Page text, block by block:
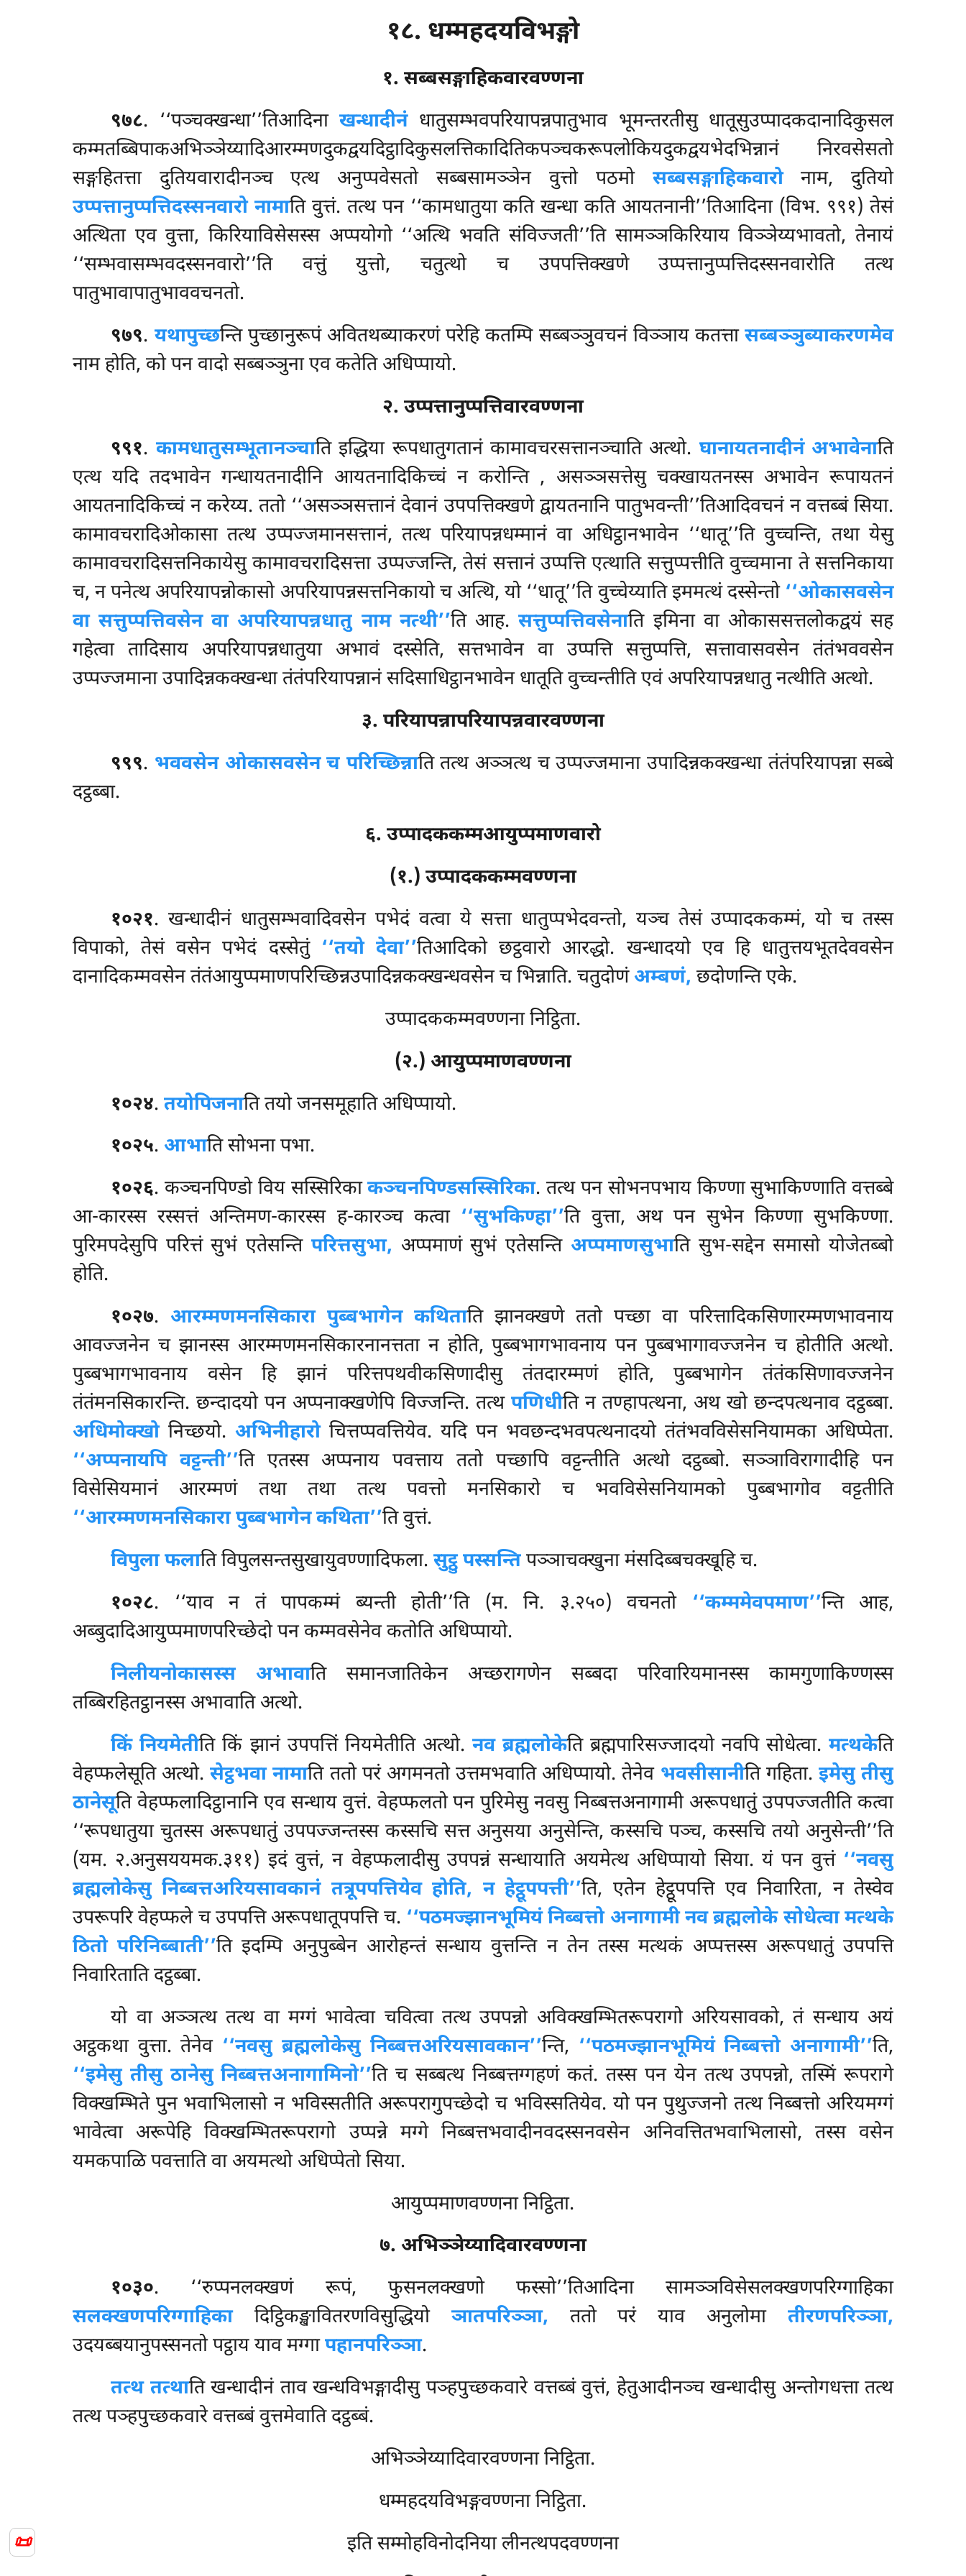
📜
१८. धम्महदयविभङ्गो
१. सब्बसङ्गाहिकवारवण्णना
९७८. ‘‘पञ्चक्खन्धा’’तिआदिनाखन्धादीनंधातुसम्भवपरियापन्नपातुभाव भूमन्तरतीसु धातूसुउप्पादकदानादिकुसल
कम्मतब्बिपाकअभिञ्ञेय्यादिआरम्मणदुकद्वयदिट्ठादिकुसलत्तिकादितिकपञ्चकरूपलोकियदुकद्वयभेदभिन्नानं निरवसेसतो
सङ्गहितत्ता दुतियवारादीनञ्च एत्थ अनुप्पवेसतो सब्बसामञ्ञेन वुत्तो पठमो सब्बसङ्गाहिकवारोनाम, दुतियो
उप्पत्तानुप्पत्तिदस्सनवारो नामाति वुत्तं. तत्थ पन ‘‘कामधातुया कति खन्धा कति आयतनानी’’तिआदिना (विभ. ९९१) तेसं
अत्थिता एव वुत्ता, किरियाविसेसस्स अप्पयोगो ‘‘अत्थि भवति संविज्जती’’ति सामञ्ञकिरियाय विञ्ञेय्यभावतो, तेनायं
‘‘सम्भवासम्भवदस्सनवारो’’ति वत्तुं युत्तो, चतुत्थो च उपपत्तिक्खणे उप्पत्तानुप्पत्तिदस्सनवारोति तत्थ
पातुभावापातुभाववचनतो.
९७९. यथापुच्छन्ति पुच्छानुरूपं अवितथब्याकरणं परेहि कतम्पि सब्बञ्ञुवचनं विञ्ञाय कतत्तासब्बञ्ञुब्याकरणमेव
नाम होति, को पन वादो सब्बञ्ञुना एव कतेति अधिप्पायो.
२. उप्पत्तानुप्पत्तिवारवण्णना
९९१. कामधातुसम्भूतानञ्चाति इद्धिया रूपधातुगतानं कामावचरसत्तानञ्चाति अत्थो. घानायतनादीनं अभावेनाति
एत्थ यदि तदभावेन गन्धायतनादीनि आयतनादिकिच्चं न करोन्ति , असञ्ञसत्तेसु चक्खायतनस्स अभावेन रूपायतनं
आयतनादिकिच्चं न करेय्य. ततो ‘‘असञ्ञसत्तानं देवानं उपपत्तिक्खणे द्वायतनानि पातुभवन्ती’’तिआदिवचनं न वत्तब्बं सिया.
कामावचरादिओकासा तत्थ उप्पज्जमानसत्तानं, तत्थ परियापन्नधम्मानं वा अधिट्ठानभावेन ‘‘धातू’’ति वुच्चन्ति, तथा येसु
कामावचरादिसत्तनिकायेसु कामावचरादिसत्ता उप्पज्जन्ति, तेसं सत्तानं उप्पत्ति एत्थाति सत्तुप्पत्तीति वुच्चमाना तेसत्तनिकाया
च, न पनेत्थ अपरियापन्नोकासो अपरियापन्नसत्तनिकायो च अत्थि, यो ‘‘धातू’’ति वुच्चेय्याति इममत्थं दस्सेन्तो ‘‘ओकासवसेन
वा सत्तुप्पत्तिवसेन वा अपरियापन्नधातु नाम नत्थी’’ति आह.सत्तुप्पत्तिवसेनाति इमिना वा ओकाससत्तलोकद्वयं सह
गहेत्वा तादिसाय अपरियापन्नधातुया अभावं दस्सेति, सत्तभावेन वा उप्पत्ति सत्तुप्पत्ति, सत्तावासवसेन तंतंभववसेन
उप्पज्जमाना उपादिन्नकक्खन्धा तंतंपरियापन्नानं सदिसाधिट्ठानभावेन धातूति वुच्चन्तीति एवं अपरियापन्नधातु नत्थीति अत्थो.
३. परियापन्नापरियापन्नवारवण्णना
९९९. भववसेन ओकासवसेन च परिच्छिन्नाति तत्थ अञ्ञत्थ च उप्पज्जमाना उपादिन्नकक्खन्धा तंतंपरियापन्ना सब्बे
दट्ठब्बा.
६. उप्पादककम्मआयुप्पमाणवारो
(१.) उप्पादककम्मवण्णना
१०२१. खन्धादीनं धातुसम्भवादिवसेन पभेदं वत्वा ये सत्ता धातुप्पभेदवन्तो, यञ्च तेसं उप्पादककम्मं, यो च तस्स
विपाको, तेसं वसेन पभेदं दस्सेतुं ‘‘तयो देवा’’तिआदिको छट्ठवारो आरद्धो. खन्धादयो एव हि धातुत्तयभूतदेववसेन
दानादिकम्मवसेन तंतंआयुप्पमाणपरिच्छिन्नउपादिन्नकक्खन्धवसेन च भिन्नाति. चतुदोणं अम्बणं, छदोणन्ति एके.
उप्पादककम्मवण्णना निट्ठिता.
(२.) आयुप्पमाणवण्णना
१०२४.तयोपिजनाति तयो जनसमूहाति अधिप्पायो.
१०२५. आभाति सोभना पभा.
१०२६. कञ्चनपिण्डो विय सस्सिरिकाकञ्चनपिण्डसस्सिरिका. तत्थ पन सोभनपभाय किण्णा सुभाकिण्णाति वत्तब्बे
आ-कारस्स रस्सत्तं अन्तिमण-कारस्स ह-कारञ्च कत्वा ‘‘सुभकिण्हा’’ति वुत्ता, अथ पन सुभेन किण्णा सुभकिण्णा.
पुरिमपदेसुपि परित्तं सुभं एतेसन्ति परित्तसुभा, अप्पमाणं सुभं एतेसन्ति अप्पमाणसुभाति सुभ-सद्देन समासो योजेतब्बो
होति.
१०२७. आरम्मणमनसिकारा पुब्बभागेन कथिताति झानक्खणे ततो पच्छा वा परित्तादिकसिणारम्मणभावनाय
आवज्जनेन च झानस्स आरम्मणमनसिकारनानत्तता न होति, पुब्बभागभावनाय पन पुब्बभागावज्जनेन च होतीति अत्थो.
पुब्बभागभावनाय वसेन हि झानं परित्तपथवीकसिणादीसु तंतदारम्मणं होति, पुब्बभागेन तंतंकसिणावज्जनेन
तंतंमनसिकारन्ति. छन्दादयो पन अप्पनाक्खणेपि विज्जन्ति. तत्थ पणिधीति न तण्हापत्थना, अथ खो छन्दपत्थनाव दट्ठब्बा.
अधिमोक्खोनिच्छयो. अभिनीहारोचित्तप्पवत्तियेव. यदि पन भवछन्दभवपत्थनादयो तंतंभवविसेसनियामका अधिप्पेता.
‘‘अप्पनायपि वट्टन्ती’’ति एतस्स अप्पनाय पवत्ताय ततो पच्छापि वट्टन्तीति अत्थो दट्ठब्बो. सञ्ञाविरागादीहि पन
विसेसियमानं आरम्मणं तथा तथा तत्थ पवत्तो मनसिकारो च भवविसेसनियामको पुब्बभागोव वट्टतीति
‘‘आरम्मणमनसिकारा पुब्बभागेन कथिता’’ति वुत्तं.
विपुला फलाति विपुलसन्तसुखायुवण्णादिफला.सुट्ठु पस्सन्ति पञ्ञाचक्खुना मंसदिब्बचक्खूहि च.
१०२८. ‘‘याव न तं पापकम्मं ब्यन्ती होती’’ति (म. नि. ३.२५०) वचनतो ‘‘कम्ममेवपमाण’’न्ति आह,
अब्बुदादिआयुप्पमाणपरिच्छेदो पन कम्मवसेनेव कतोति अधिप्पायो.
निलीयनोकासस्स अभावाति समानजातिकेन अच्छरागणेन सब्बदा परिवारियमानस्स कामगुणाकिण्णस्स
तब्बिरहितट्ठानस्स अभावाति अत्थो.
किं नियमेतीति किं झानं उपपत्तिं नियमेतीति अत्थो. नव ब्रह्मलोकेति ब्रह्मपारिसज्जादयो नवपि सोधेत्वा.मत्थकेति
वेहप्फलेसूति अत्थो.सेट्ठभवा नामाति ततो परं अगमनतो उत्तमभवाति अधिप्पायो. तेनेव भवसीसानीति गहिता.इमेसु तीसु
ठानेसूति वेहप्फलादिट्ठानानि एव सन्धाय वुत्तं. वेहप्फलतो पन पुरिमेसु नवसु निब्बत्तअनागामी अरूपधातुं उपपज्जतीति कत्वा
‘‘रूपधातुया चुतस्स अरूपधातुं उपपज्जन्तस्स कस्सचि सत्त अनुसया अनुसेन्ति, कस्सचि पञ्च, कस्सचि तयो अनुसेन्ती’’ति
(यम. २.अनुसययमक.३११) इदं वुत्तं, न वेहप्फलादीसु उपपन्नं सन्धायाति अयमेत्थ अधिप्पायो सिया. यं पन वुत्तं ‘‘नवसु
ब्रह्मलोकेसु निब्बत्तअरियसावकानं तत्रूपपत्तियेव होति, न हेट्ठूपपत्ती’’ति, एतेन हेट्ठूपपत्ति एव निवारिता, न तेस्वेव
उपरूपरि वेहप्फले च उपपत्ति अरूपधातूपपत्ति च. ‘‘पठमज्झानभूमियं निब्बत्तो अनागामी नव ब्रह्मलोके सोधेत्वा मत्थके
ठितो परिनिब्बाती’’ति इदम्पि अनुपुब्बेन आरोहन्तं सन्धाय वुत्तन्ति न तेन तस्स मत्थकं अप्पत्तस्स अरूपधातुं उपपत्ति
निवारिताति दट्ठब्बा.
यो वा अञ्ञत्थ तत्थ वा मग्गं भावेत्वा चवित्वा तत्थ उपपन्नो अविक्खम्भितरूपरागो अरियसावको, तं सन्धाय अयं
अट्ठकथा वुत्ता. तेनेव ‘‘नवसु ब्रह्मलोकेसु निब्बत्तअरियसावकान’’न्ति, ‘‘पठमज्झानभूमियं निब्बत्तो अनागामी’’ति,
‘‘इमेसु तीसु ठानेसु निब्बत्तअनागामिनो’’ति च सब्बत्थ निब्बत्तग्गहणं कतं. तस्स पन येन तत्थ उपपन्नो, तस्मिं रूपरागे
विक्खम्भिते पुन भवाभिलासो न भविस्सतीति अरूपरागुपच्छेदो च भविस्सतियेव. यो पन पुथुज्जनो तत्थ निब्बत्तो अरियमग्गं
भावेत्वा अरूपेहि विक्खम्भितरूपरागो उप्पन्ने मग्गे निब्बत्तभवादीनवदस्सनवसेन अनिवत्तितभवाभिलासो, तस्स वसेन
यमकपाळि पवत्ताति वा अयमत्थो अधिप्पेतो सिया.
आयुप्पमाणवण्णना निट्ठिता.
७. अभिञ्ञेय्यादिवारवण्णना
१०३०. ‘‘रुप्पनलक्खणं रूपं, फुसनलक्खणो फस्सो’’तिआदिना सामञ्ञविसेसलक्खणपरिग्गाहिका
सलक्खणपरिग्गाहिकादिट्ठिकङ्खावितरणविसुद्धियो ञातपरिञ्ञा, ततो परं याव अनुलोमातीरणपरिञ्ञा,
उदयब्बयानुपस्सनतो पट्ठाय याव मग्गापहानपरिञ्ञा.
तत्थ तत्थाति खन्धादीनं ताव खन्धविभङ्गादीसु पञ्हपुच्छकवारे वत्तब्बं वुत्तं, हेतुआदीनञ्च खन्धादीसु अन्तोगधत्ता तत्थ
तत्थ पञ्हपुच्छकवारे वत्तब्बं वुत्तमेवाति दट्ठब्बं.
अभिञ्ञेय्यादिवारवण्णना निट्ठिता.
धम्महदयविभङ्गवण्णना निट्ठिता.
इति सम्मोहविनोदनिया लीनत्थपदवण्णना